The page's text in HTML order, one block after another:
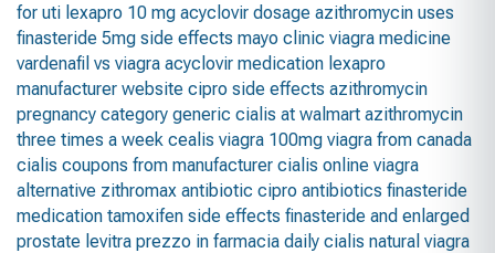
for uti lexapro 10 mg acyclovir dosage azithromycin uses
finasteride 5mg side effects mayo clinic viagra medicine
vardenafil vs viagra acyclovir medication lexapro
manufacturer website cipro side effects azithromycin
pregnancy category generic cialis at walmart azithromycin
three times a week cealis viagra 100mg viagra from canada
cialis coupons from manufacturer cialis online viagra
alternative zithromax antibiotic cipro antibiotics finasteride
medication tamoxifen side effects finasteride and enlarged
prostate levitra prezzo in farmacia daily cialis natural viagra